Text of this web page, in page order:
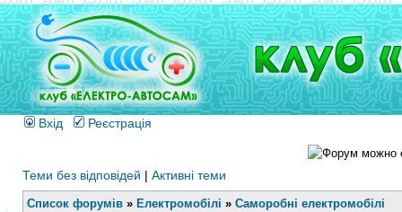
Вхід Реєстрація
Теми без відповідей | Активні теми
Список форумів » Електромобілі » Саморобні електромобілі